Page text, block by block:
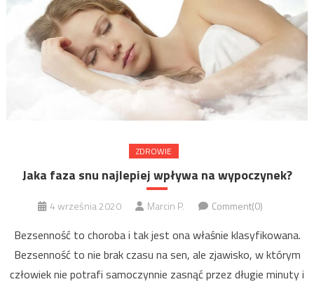
ZDROWIE
Jaka faza snu najlepiej wpływa na wypoczynek?
4 września 2020 Marcin P. Comment(0)
Bezsenność to choroba i tak jest ona właśnie klasyfikowana.
Bezsenność to nie brak czasu na sen, ale zjawisko, w którym
człowiek nie potrafi samoczynnie zasnąć przez długie minuty i